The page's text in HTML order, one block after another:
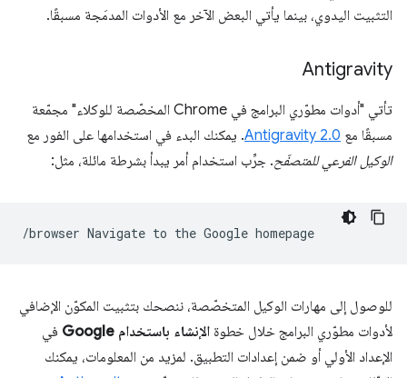
التثبيت اليدوي، بينما يأتي البعض الآخر مع الأدوات المدمَجة مسبقًا.
Antigravity
تأتي "أدوات مطوّري البرامج في Chrome المخصّصة للوكلاء" مجمّعة
مسبقًا مع Antigravity 2.0. يمكنك البدء في استخدامها على الفور مع
الوكيل الفرعي للمتصفّح. جرِّب استخدام أمر يبدأ بشرطة مائلة، مثل:
/browser Navigate to the Google
للوصول إلى مهارات الوكيل المتخصّصة، ننصحك بتثبيت المكوّن الإضافي
لأدوات مطوّري البرامج خلال خطوة الإنشاء باستخدام Google
في
الإعداد الأولي أو ضمن إعدادات التطبيق. لمزيد من المعلومات، يمكنك